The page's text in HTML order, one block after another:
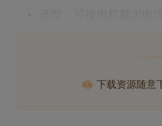
选型：可按电机额定
下载资源随意